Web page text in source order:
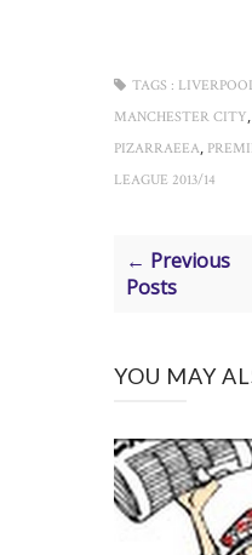
TAGS :
MANCHESTER CITY,
PIZARRAEEA,
LEAGUE 2013/14
← Previous
Posts
YOU MAY